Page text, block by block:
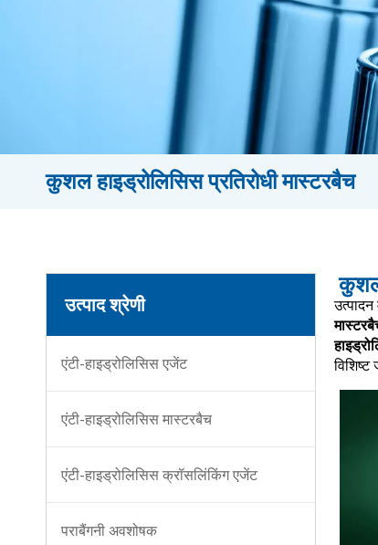
कुशल हाइड्रोलिसिस प्रतिरोधी मास्टरबैच
उत्पाद श्रेणी
एंटी-हाइड्रोलिसिस एजेंट
एंटी-हाइड्रोलिसिस मास्टरबैच
एंटी-हाइड्रोलिसिस क्रॉसलिंकिंग एजेंट
पराबैंगनी अवशोषक
कुशल